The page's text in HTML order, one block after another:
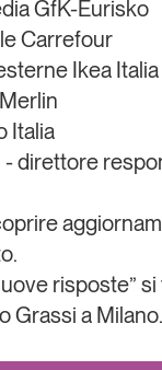
GfK-Eurisko
Carrefour
Ikea Italia
Italia
- direttore
risposte”
Grassi a Milano.